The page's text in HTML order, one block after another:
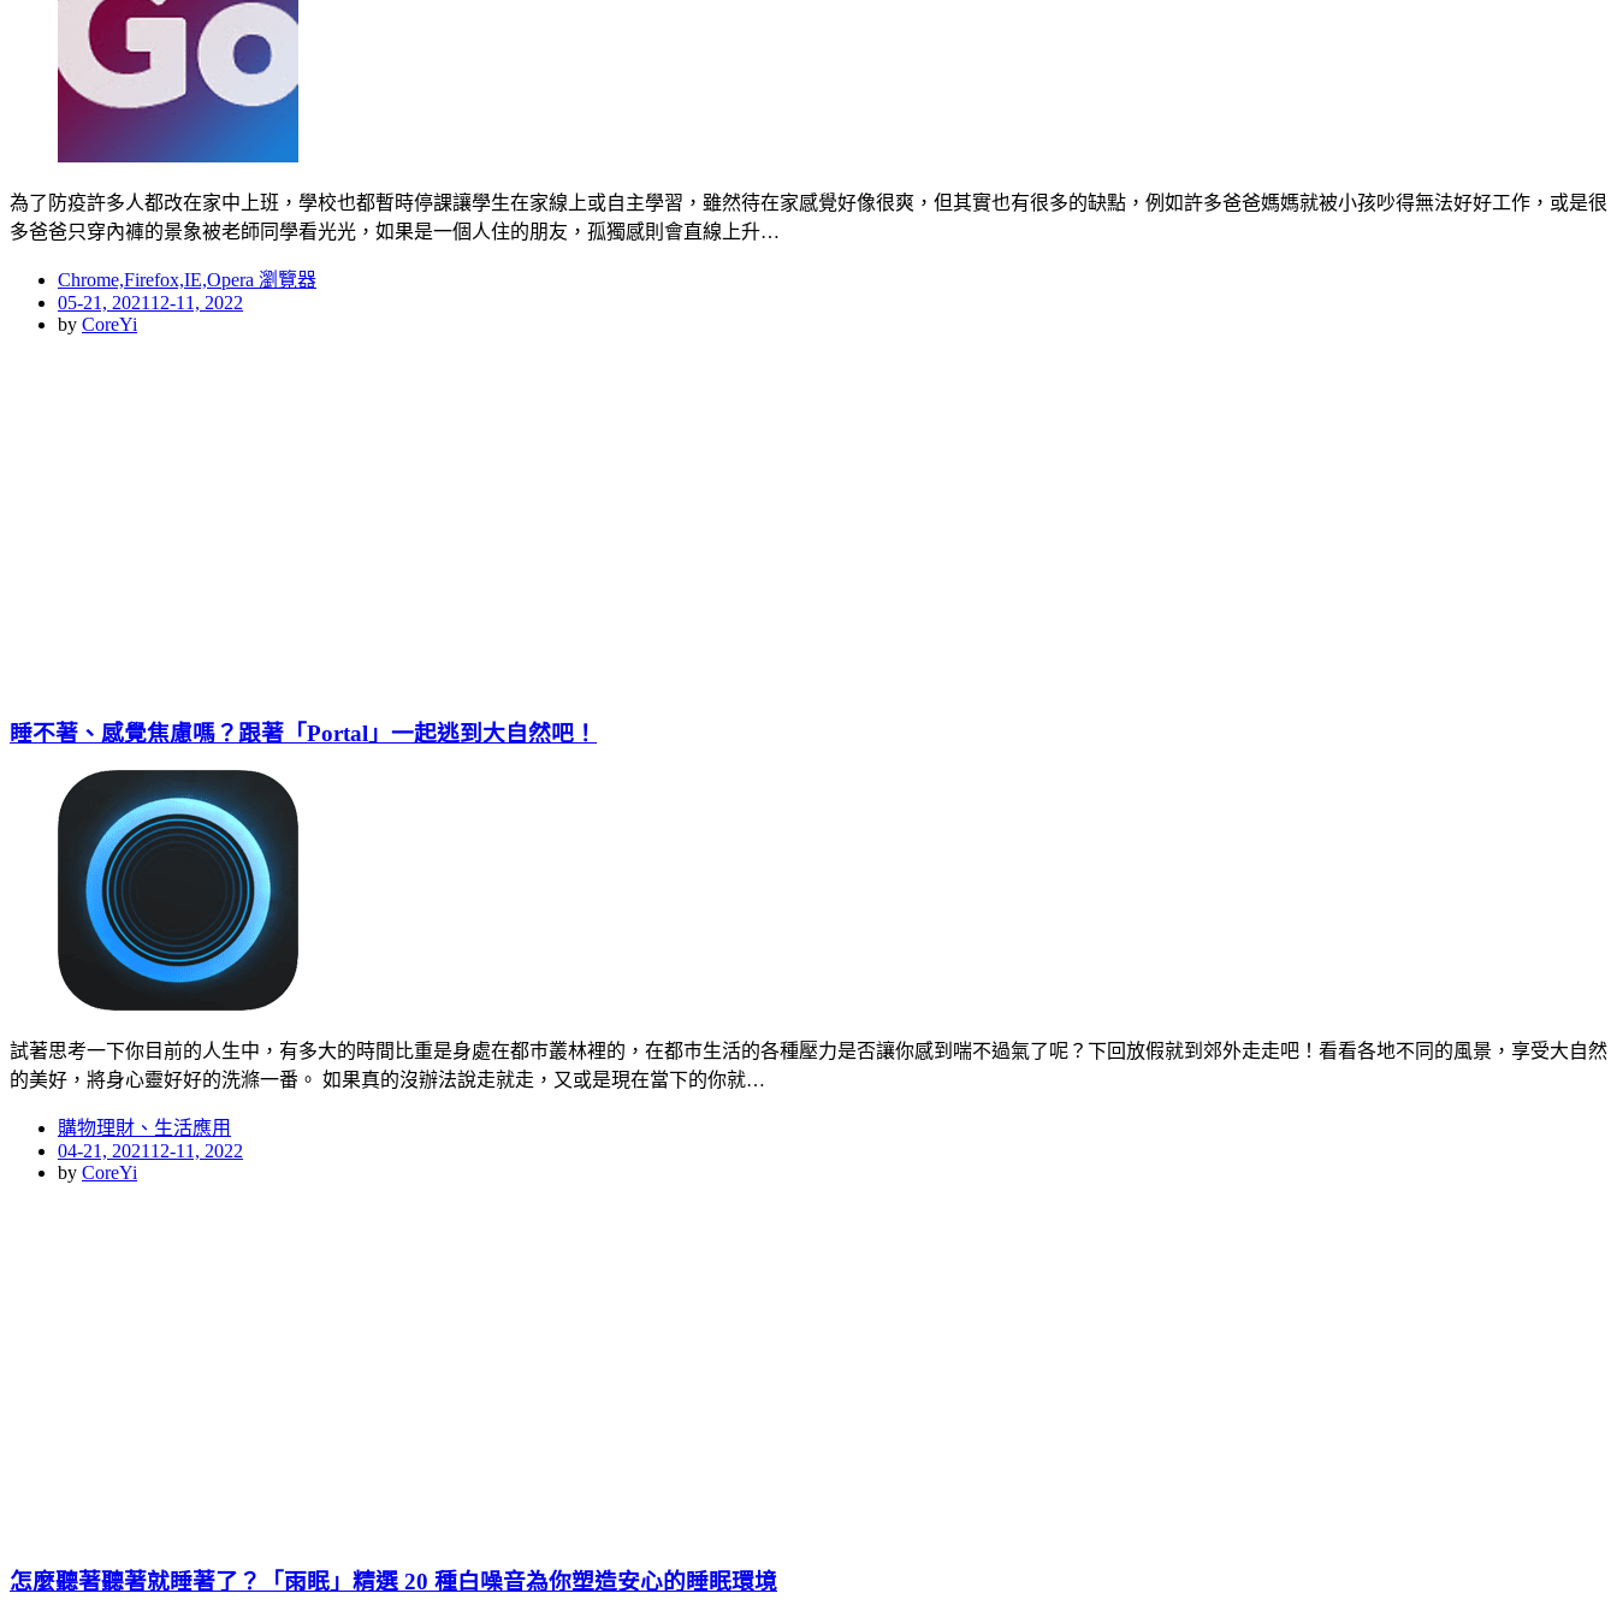
為了防疫許多人都改在家中上班，學校也都暫時停課讓學生在家線上或自主學習，雖然待在家感覺好像很爽，但其實也有很多的缺點，例如許多爸爸媽媽就被小孩吵得無法好好工作，或是很
多爸爸只穿內褲的景象被老師同學看光光，如果是一個人住的朋友，孤獨感則會直線上升…
Chrome,Firefox,IE,Opera 瀏覽器
Posted
on
05-21, 2021 12-11, 2022
by CoreYi
睡不著、感覺焦慮嗎？跟著「Portal」一起逃到大自然吧！
試著思考一下你目前的人生中，有多大的時間比重是身處在都巿叢林裡的，在都巿生活的各種壓力是否讓你感到喘不過氣了呢？下回放假就到郊外走走吧！看看各地不同的風景，享受大自然
的美好，將身心靈好好的洗滌一番。 如果真的沒辦法說走就走，又或是現在當下的你就…
購物理財、生活應用
Posted
on
04-21, 2021 12-11, 2022
by CoreYi
怎麼聽著聽著就睡著了？「雨眠」精選 20 種白噪音為你塑造安心的睡眠環境